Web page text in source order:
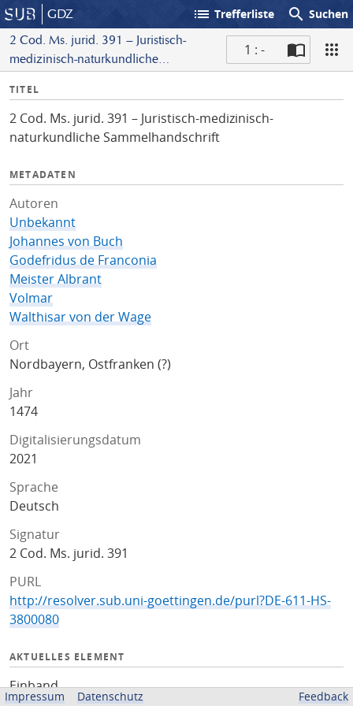
GDZ list Trefferliste search Suchen
2 Cod. Ms. jurid. 391 – Juristisch-
medizinisch-naturkundliche
1 : -
I
f
o
TITEL
2 Cod. Ms. jurid. 391 – Juristisch-medizinisch-
naturkundliche Sammelhandschrift
METADATEN
Autoren
Unbekannt
Johannes von Buch
Godefridus de Franconia
Meister Albrant
Volmar
Walthisar von der Wage
Ort
Nordbayern, Ostfranken (?)
Jahr
1474
Digitalisierungsdatum
2021
Sprache
Deutsch
Signatur
2 Cod. Ms. jurid. 391
PURL
http://resolver.sub.uni-goettingen.de/purl?DE-611-HS-
3800080
AKTUELLES ELEMENT
Einband
Impressum Datenschutz Feedback